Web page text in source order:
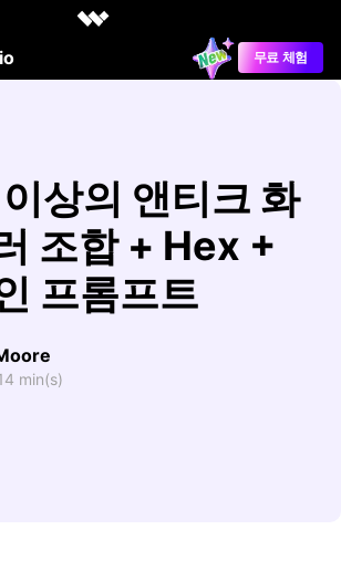
무료 체험
상의 앤티크 화
조합 + Hex +
프롬프트
min(s)